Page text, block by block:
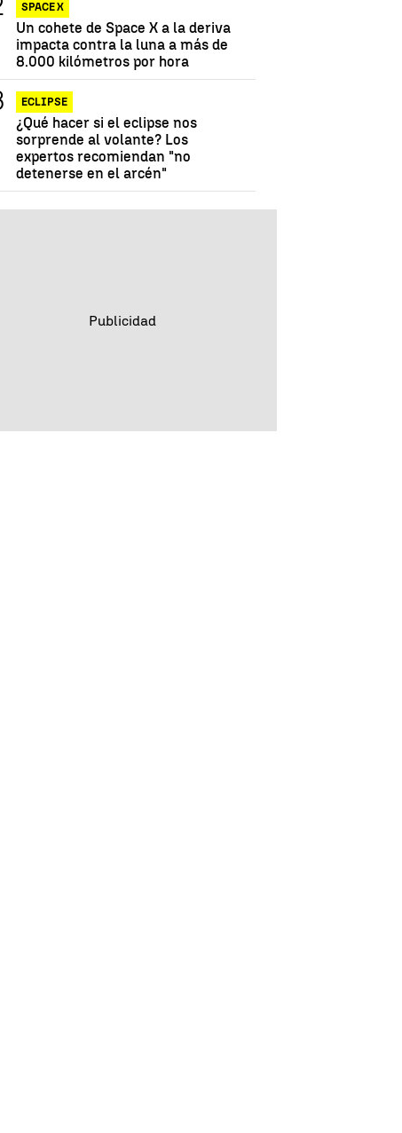
SPACE X
Un cohete de Space X a la deriva
impacta contra la luna a más de
8.000 kilómetros por hora
ECLIPSE
¿Qué hacer si el eclipse nos
sorprende al volante? Los
expertos recomiendan "no
detenerse en el arcén"